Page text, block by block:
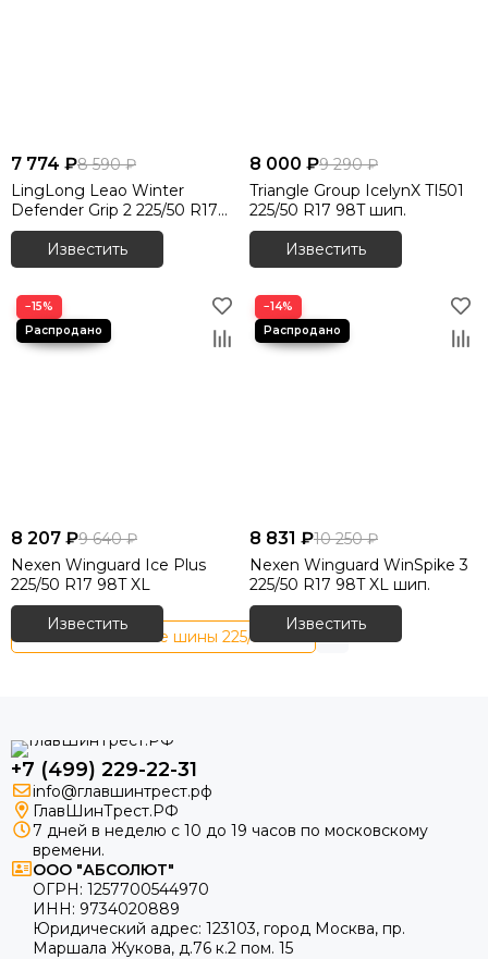
7 774 ₽8 590 ₽
LingLong Leao Winter
Defender Grip 2 225/50 R17
98T шип.
Известить
8 000 ₽9 290 ₽
Triangle Group IcelynX TI501
225/50 R17 98T шип.
Известить
−15%
8 207 ₽9 640 ₽
Nexen Winguard Ice Plus
225/50 R17 98T XL
Известить
−14%
8 831 ₽10 250 ₽
Nexen Winguard WinSpike 3
225/50 R17 98T XL шип.
Известить
Зимние китайские шины 225/50 R17
+7 (499) 229-22-31
info@главшинтрест.рф
ГлавШинТрест.РФ
7 дней в неделю с 10 до 19 часов по московскому
времени.
ООО "АБСОЛЮТ"
ОГРН: 1257700544970
ИНН: 9734020889
Юридический адрес: 123103, город Москва, пр.
Маршала Жукова, д.76 к.2 пом. 15